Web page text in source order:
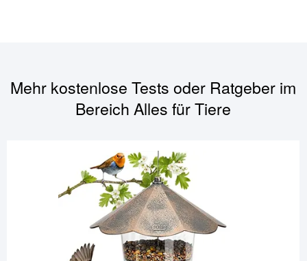
Mehr kostenlose Tests oder Ratgeber im
Bereich Alles für Tiere